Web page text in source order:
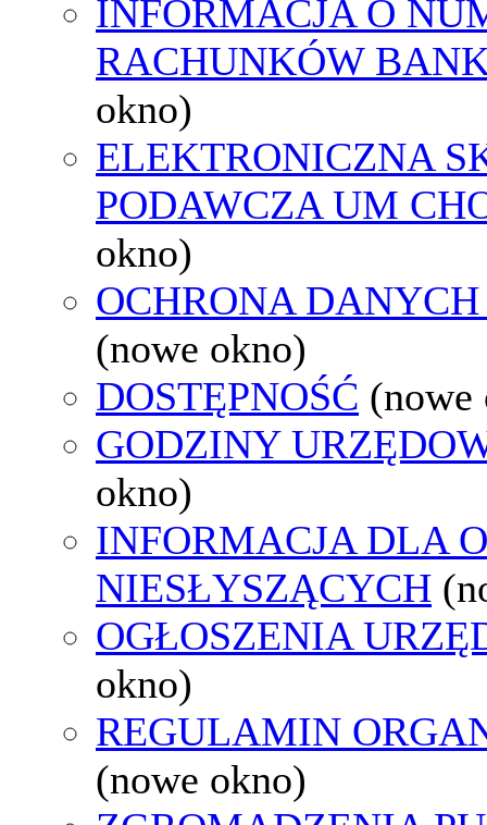
INFORMACJA O
RACHUNKÓW
okno)
ELEKTRONICZNA
PODAWCZA UM
okno)
OCHRONA
(nowe okno)
DOSTĘPNOŚĆ (nowe
GODZINY
okno)
INFORMACJA DLA
NIESŁYSZĄCYCH
OGŁOSZENIA
okno)
REGULAMIN
(nowe okno)